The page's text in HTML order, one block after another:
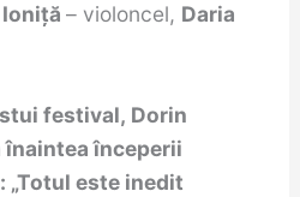
– violoncel, Daria
festival, Dorin
înaintea începerii
„Totul este inedit